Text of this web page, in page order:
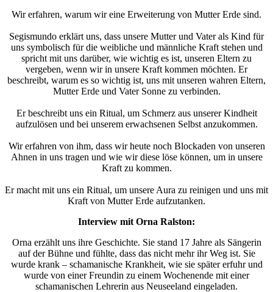
Wir erfahren, warum wir eine Erweiterung von Mutter Erde sind.
Segismundo erklärt uns, dass unsere Mutter und Vater als Kind für
uns symbolisch für die weibliche und männliche Kraft stehen und
spricht mit uns darüber, wie wichtig es ist, unseren Eltern zu
vergeben, wenn wir in unsere Kraft kommen möchten. Er
beschreibt, warum es so wichtig ist, uns mit unseren wahren Eltern,
Mutter Erde und Vater Sonne zu verbinden.
Er beschreibt uns ein Ritual, um Schmerz aus unserer Kindheit
aufzulösen und bei unserem erwachsenen Selbst anzukommen.
Wir erfahren von ihm, dass wir heute noch Blockaden von unseren
Ahnen in uns tragen und wie wir diese löse können, um in unsere
Kraft zu kommen.
Er macht mit uns ein Ritual, um unsere Aura zu reinigen und uns mit
Kraft von Mutter Erde aufzutanken.
Interview mit Orna Ralston:
Orna erzählt uns ihre Geschichte. Sie stand 17 Jahre als Sängerin
auf der Bühne und fühlte, dass das nicht mehr ihr Weg ist. Sie
wurde krank – schamanische Krankheit, wie sie später erfuhr und
wurde von einer Freundin zu einem Wochenende mit einer
schamanischen Lehrerin aus Neuseeland eingeladen.